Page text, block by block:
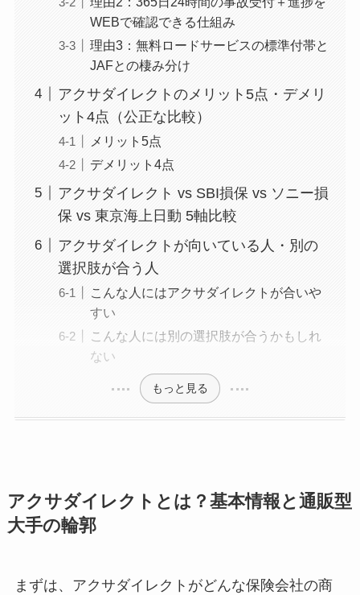
WEBで確認できる仕組み
理由3：無料ロードサービスの標準付帯と
JAFとの棲み分け
アクサダイレクトのメリット5点・デメリ
ット4点（公正な比較）
メリット5点
デメリット4点
アクサダイレクト vs SBI損保 vs ソニー損
保 vs 東京海上日動 5軸比較
アクサダイレクトが向いている人・別の
選択肢が合う人
こんな人にはアクサダイレクトが合いや
すい
こんな人には別の選択肢が合うかもしれ
ない
もっと見る
アクサダイレクトとは？基本情報と通販型
大手の輪郭
まずは、アクサダイレクトがどんな保険会社の商